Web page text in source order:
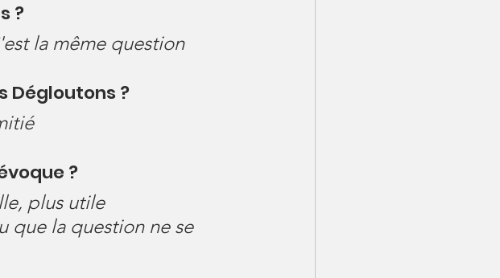
?
la même question
Dégloutons ?
?
plus utile
que la question ne se